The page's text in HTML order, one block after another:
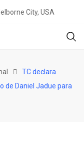
City, USA
TC declara
de Daniel Jadue para